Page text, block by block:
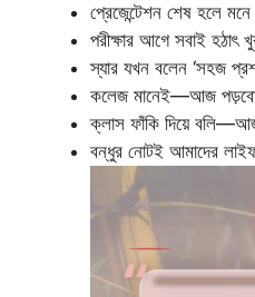
প্রেজেন্টেশন শেষ হলে
পরীক্ষার আগে সবাই হঠাৎ
স্যার যখন বলেন ‘সহজ
কলেজ মানেই—আজ পড়বো,
ক্লাস ফাঁকি দিয়ে বলি—আজ
বন্ধুর নোটই আমাদের